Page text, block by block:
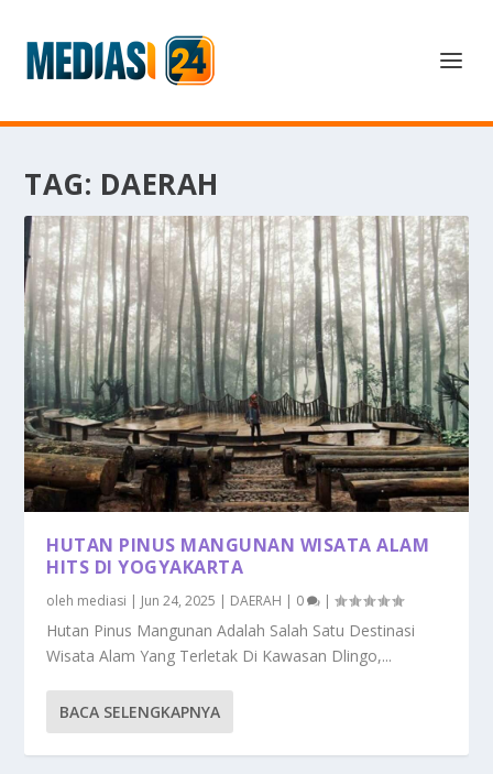
TAG: DAERAH
HUTAN PINUS MANGUNAN WISATA ALAM
HITS DI YOGYAKARTA
oleh mediasi | Jun 24, 2025 | DAERAH | 0 |
Hutan Pinus Mangunan Adalah Salah Satu Destinasi
Wisata Alam Yang Terletak Di Kawasan Dlingo,...
BACA SELENGKAPNYA